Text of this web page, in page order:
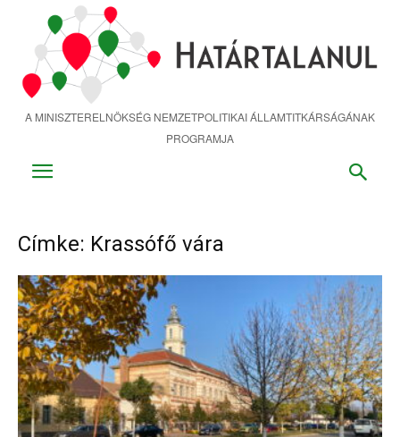
tartalomra
A MINISZTERELNÖKSÉG NEMZETPOLITIKAI ÁLLAMTITKÁRSÁGÁNAK
PROGRAMJA
Címke: Krassófő vára